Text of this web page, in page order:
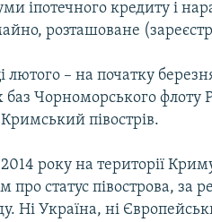
іпотечного кредиту і
розташоване
лютого – на початку
Чорноморського флоту
півострів.
року на території
про статус півострова, за
Ні Україна, ні